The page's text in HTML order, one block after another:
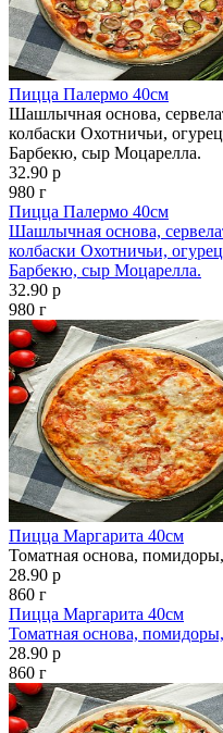
Пицца Палермо 40см
Шашлычная основа,
колбаски Охотничьи,
Барбекю, сыр Моцарелла.
32.90 р
980 г
Пицца Палермо 40см
Шашлычная основа,
колбаски Охотничьи,
Барбекю, сыр Моцарелла.
32.90 р
980 г
Пицца Маргарита 40см
Томатная основа,
28.90 р
860 г
Пицца Маргарита 40см
Томатная основа,
28.90 р
860 г